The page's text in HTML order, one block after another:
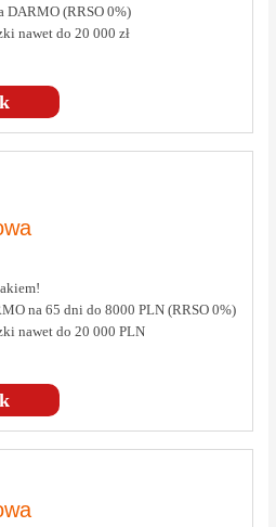
DARMO (RRSO 0%)
nawet do 20 000 zł
na 65 dni do 8000 PLN (RRSO 0%)
nawet do 20 000 PLN